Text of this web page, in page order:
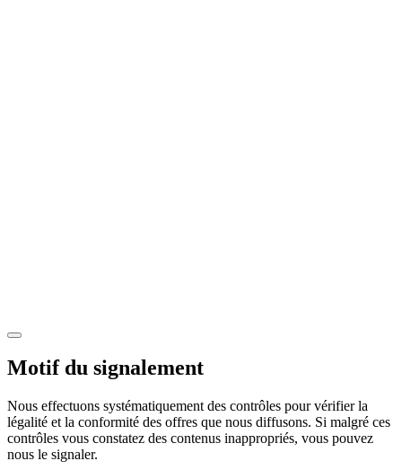
Motif du signalement
Nous effectuons systématiquement des contrôles pour vérifier la
légalité et la conformité des offres que nous diffusons. Si malgré ces
contrôles vous constatez des contenus inappropriés, vous pouvez
nous le signaler.